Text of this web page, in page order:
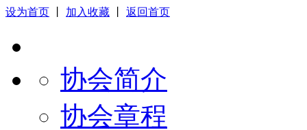
设为首页 加入收藏 返回首页
协会简介
协会章程